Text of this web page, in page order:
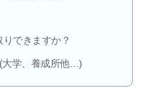
できますか？
大学、養成所他…)